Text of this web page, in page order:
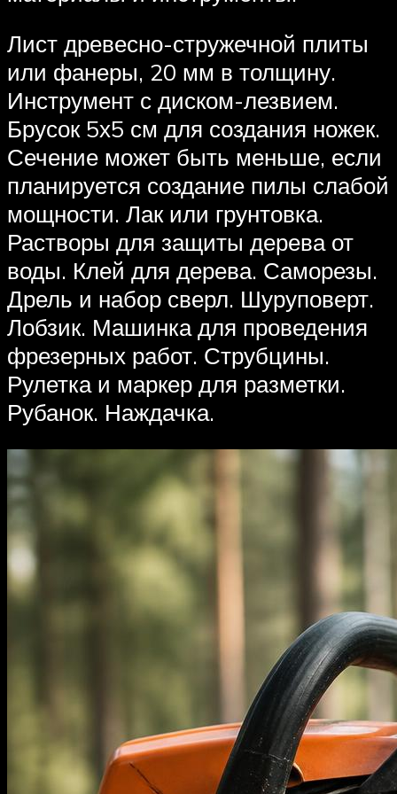
Лист древесно-стружечной плиты
или фанеры, 20 мм в толщину.
Инструмент с диском-лезвием.
Брусок 5х5 см для создания ножек.
Сечение может быть меньше, если
планируется создание пилы слабой
мощности. Лак или грунтовка.
Растворы для защиты дерева от
воды. Клей для дерева. Саморезы.
Дрель и набор сверл. Шуруповерт.
Лобзик. Машинка для проведения
фрезерных работ. Струбцины.
Рулетка и маркер для разметки.
Рубанок. Наждачка.